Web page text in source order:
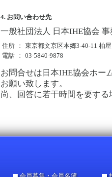
4. お問い合わせ先
一般社団法人 日本IHE協会
住所 ： 東京都文京区本郷3-40-11 柏
電話 ： 03-5840-9878
お問合せは日本IHE協会ホー
お願い致します。
尚、回答に若干時間を要す